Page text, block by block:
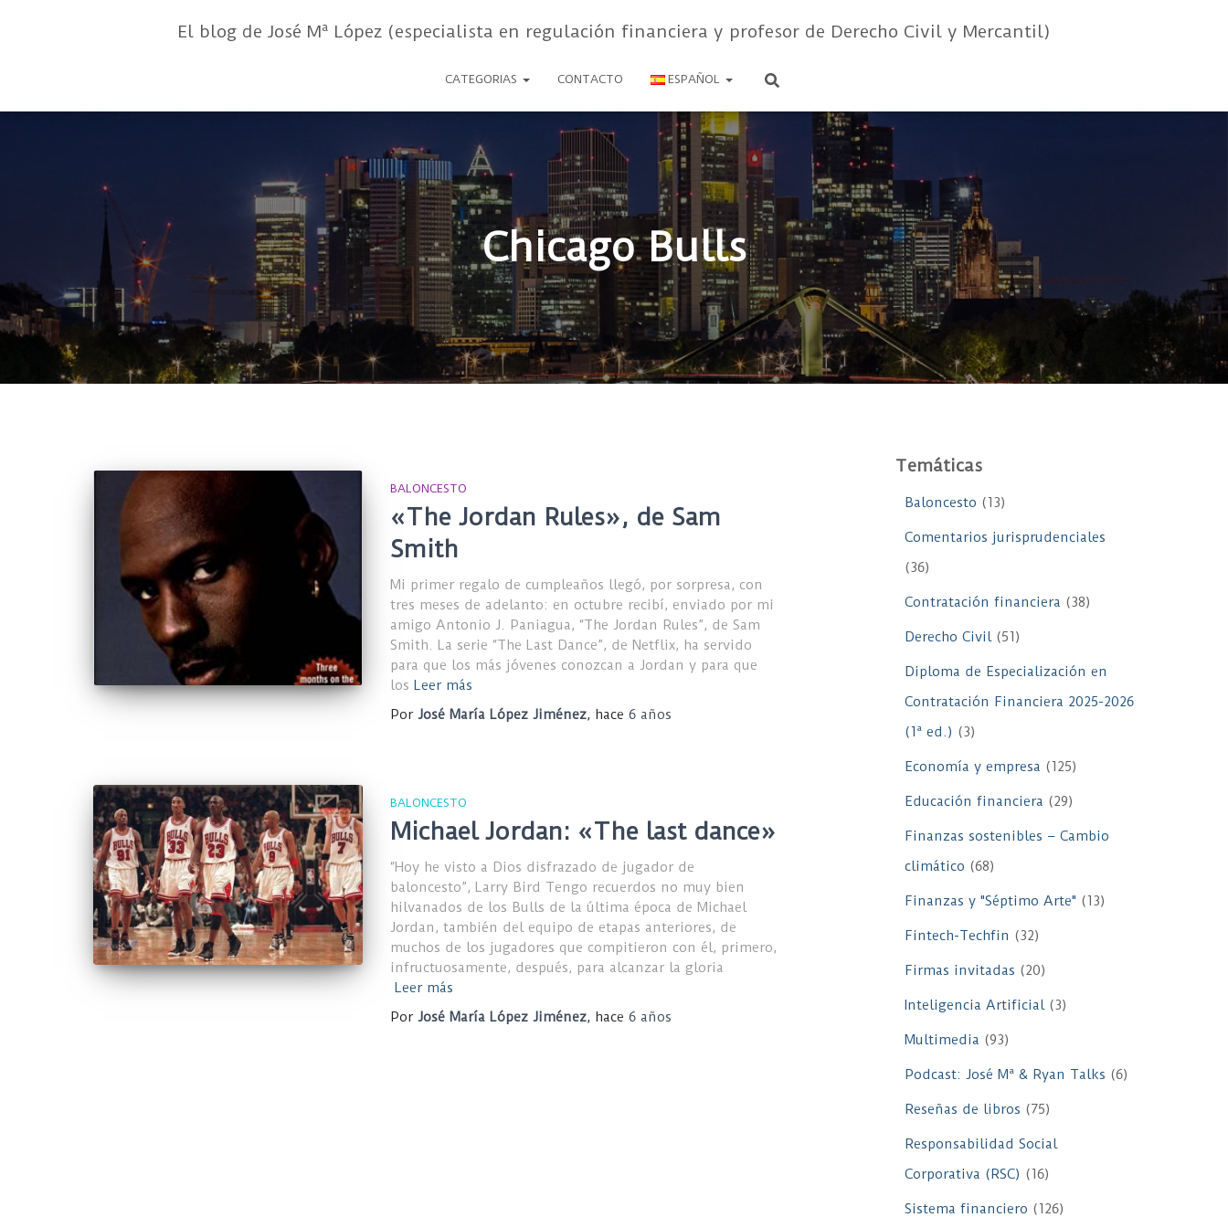
El blog de José Mª López (especialista en regulación financiera y profesor de Derecho Civil y Mercantil)
CATEGORIAS CONTACTO ESPAÑOL
Chicago Bulls
BALONCESTO
«The Jordan Rules», de Sam
Smith
Mi primer regalo de cumpleaños llegó, por sorpresa, con
tres meses de adelanto: en octubre recibí, enviado por mi
amigo Antonio J. Paniagua, “The Jordan Rules”, de Sam
Smith. La serie “The Last Dance”, de Netflix, ha servido
para que los más jóvenes conozcan a Jordan y para que
los Leer más
Por José María López Jiménez, hace 6 años
BALONCESTO
Michael Jordan: «The last dance»
“Hoy he visto a Dios disfrazado de jugador de
baloncesto”, Larry Bird Tengo recuerdos no muy bien
hilvanados de los Bulls de la última época de Michael
Jordan, también del equipo de etapas anteriores, de
muchos de los jugadores que compitieron con él, primero,
infructuosamente, después, para alcanzar la gloria
Leer más
Por José María López Jiménez, hace 6 años
Temáticas
Baloncesto (13)
Comentarios jurisprudenciales
(36)
Contratación financiera (38)
Derecho Civil(51)
Diploma de Especialización en
Contratación Financiera 2025-2026
(1ª ed.) (3)
Economía y empresa (125)
Educación financiera (29)
Finanzas sostenibles – Cambio
climático (68)
Finanzas y "Séptimo Arte" (13)
Fintech-Techfin (32)
Firmas invitadas (20)
Inteligencia Artificial(3)
Multimedia (93)
Podcast: José Mª & Ryan Talks (6)
Reseñas de libros (75)
Responsabilidad Social
Corporativa (RSC) (16)
Sistema financiero (126)